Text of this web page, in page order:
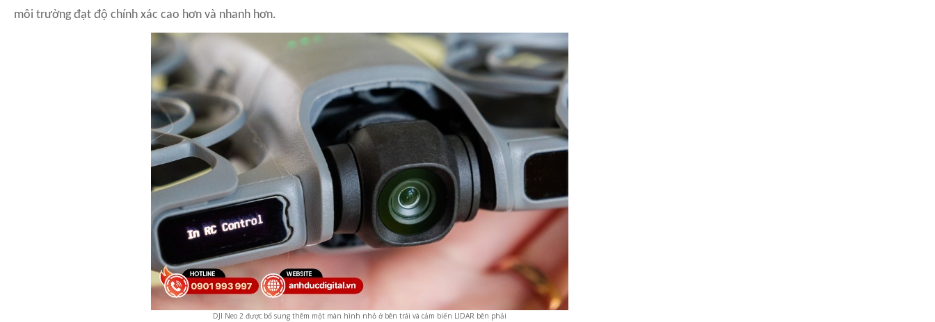
môi trường đạt độ chính xác cao hơn và nhanh hơn.
DJI Neo 2 được bổ sung thêm một màn hình nhỏ ở bên trái và cảm biến LIDAR bên phải